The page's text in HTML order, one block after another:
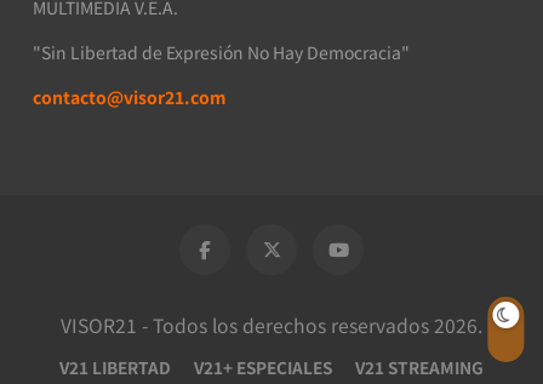
MULTIMEDIA V.E.A.
"Sin Libertad de Expresión No Hay Democracia"
contacto@visor21.com
VISOR21 - Todos los derechos reservados 2026.
V21 LIBERTAD V21+ ESPECIALES V21 STREAMING